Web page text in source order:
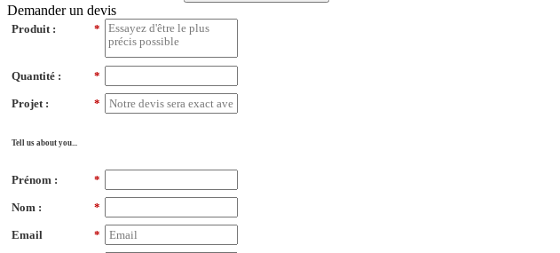
Demander un devis
*
Produit :
*
Quantité :
*
Projet :
Tell us about you...
*
Prénom :
*
Nom :
*
Email